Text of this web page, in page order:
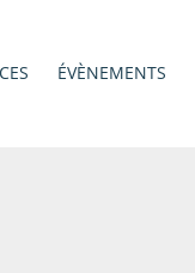
ÉVÈNEMENTS